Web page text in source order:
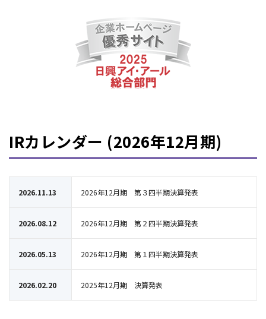
IRカレンダー (2026年12月期)
2026.11.13 2026年12月期 第３四半期決算発表
2026.08.12 2026年12月期 第２四半期決算発表
2026.05.13 2026年12月期 第１四半期決算発表
2026.02.20 2025年12月期 決算発表